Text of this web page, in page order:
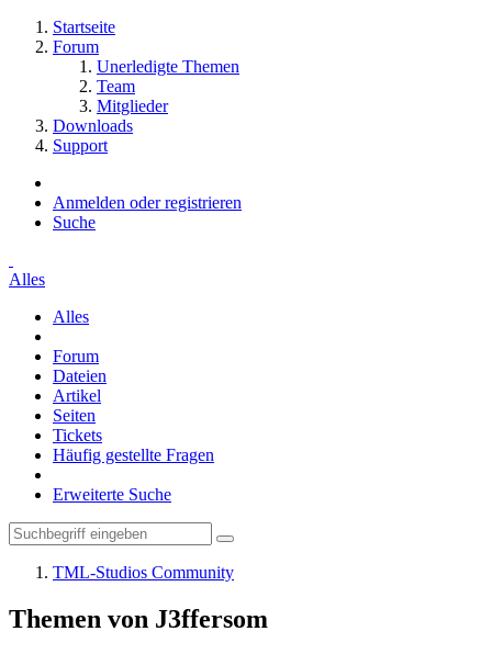
Startseite
Forum
Unerledigte Themen
Team
Mitglieder
Downloads
Support
Anmelden oder registrieren
Suche
Alles
Alles
Forum
Dateien
Artikel
Seiten
Tickets
Häufig gestellte Fragen
Erweiterte Suche
TML-Studios Community
Themen von J3ffersom